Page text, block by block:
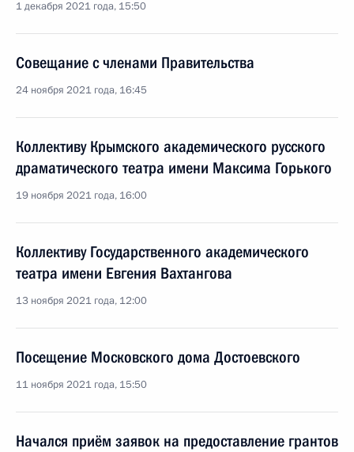
1 декабря 2021 года, 15:50
Совещание с членами Правительства
24 ноября 2021 года, 16:45
Коллективу Крымского академического русского
драматического театра имени Максима Горького
19 ноября 2021 года, 16:00
Коллективу Государственного академического
театра имени Евгения Вахтангова
13 ноября 2021 года, 12:00
Посещение Московского дома Достоевского
11 ноября 2021 года, 15:50
Начался приём заявок на предоставление грантов